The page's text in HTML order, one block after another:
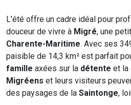
L'été offre un cadre idéal pour
douceur de vivre à Migré, une
Charente-Maritime. Avec ses
paisible de 14,3 km² est parfait
famille axées sur la détente et la
Migréens et leurs visiteurs
des paysages de la Saintonge,